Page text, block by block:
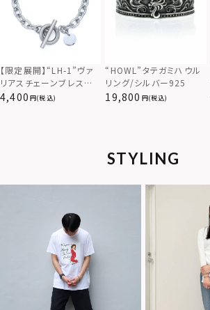
【限定展開】“LH-1”ヴァ
リアスチェーンブレスレッ
ト/アズキ/サージカルス
4,400 (税込)
“HOWL”タテガミハウル
リング/シルバー925
19,800 (税込)
STYLING